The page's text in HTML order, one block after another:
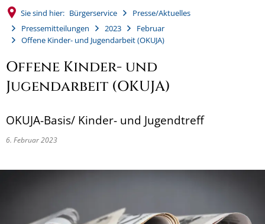
Sie sind hier: Bürgerservice
Presse/Aktuelles
Pressemitteilungen
2023
Februar
Offene Kinder- und Jugendarbeit (OKUJA)
Offene Kinder- und
Jugendarbeit (OKUJA)
OKUJA-Basis/ Kinder- und Jugendtreff
6. Februar 2023